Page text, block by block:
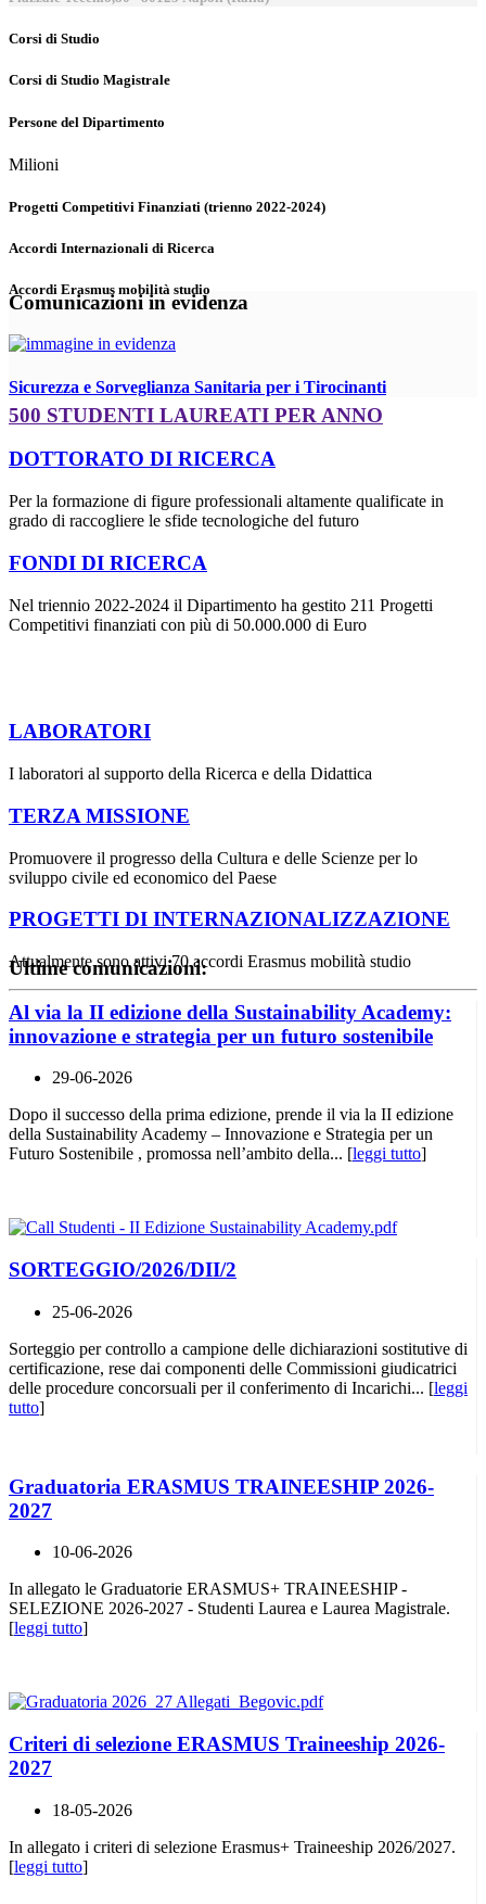
Corsi di Studio
Corsi di Studio Magistrale
Persone del Dipartimento
Milioni
Progetti Competitivi Finanziati (trienno 2022-2024)
Accordi Internazionali di Ricerca
Accordi Erasmus mobilità studio
Comunicazioni in evidenza
Sicurezza e Sorveglianza Sanitaria per i Tirocinanti
500 STUDENTI LAUREATI PER ANNO
DOTTORATO DI RICERCA
Per la formazione di figure professionali altamente qualificate in
grado di raccogliere le sfide tecnologiche del futuro
FONDI DI RICERCA
Nel triennio 2022-2024 il Dipartimento ha gestito 211 Progetti
Competitivi finanziati con più di 50.000.000 di Euro
LABORATORI
I laboratori al supporto della Ricerca e della Didattica
TERZA MISSIONE
Promuovere il progresso della Cultura e delle Scienze per lo
sviluppo civile ed economico del Paese
PROGETTI DI INTERNAZIONALIZZAZIONE
Attualmente sono attivi 70 accordi Erasmus mobilità studio
Ultime comunicazioni:
Al via la II edizione della Sustainability Academy:
innovazione e strategia per un futuro sostenibile
29-06-2026
Dopo il successo della prima edizione, prende il via la II edizione
della Sustainability Academy – Innovazione e Strategia per un
Futuro Sostenibile , promossa nell’ambito della... [leggi tutto]
SORTEGGIO/2026/DII/2
25-06-2026
Sorteggio per controllo a campione delle dichiarazioni sostitutive di
certificazione, rese dai componenti delle Commissioni giudicatrici
delle procedure concorsuali per il conferimento di Incarichi... [leggi
tutto]
Graduatoria ERASMUS TRAINEESHIP 2026-
2027
10-06-2026
In allegato le Graduatorie ERASMUS+ TRAINEESHIP -
SELEZIONE 2026-2027 - Studenti Laurea e Laurea Magistrale.
[leggi tutto]
Criteri di selezione ERASMUS Traineeship 2026-
2027
18-05-2026
In allegato i criteri di selezione Erasmus+ Traineeship 2026/2027.
[leggi tutto]